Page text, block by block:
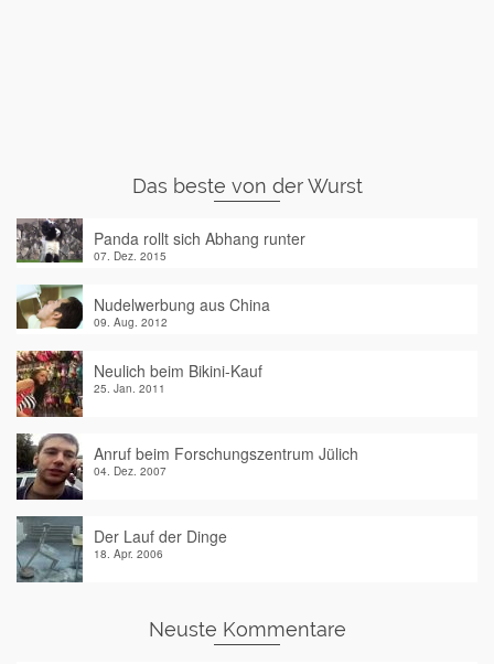
Das beste von der Wurst
Panda rollt sich Abhang runter
07. Dez. 2015
Nudelwerbung aus China
09. Aug. 2012
Neulich beim Bikini-Kauf
25. Jan. 2011
Anruf beim Forschungszentrum Jülich
04. Dez. 2007
Der Lauf der Dinge
18. Apr. 2006
Neuste Kommentare